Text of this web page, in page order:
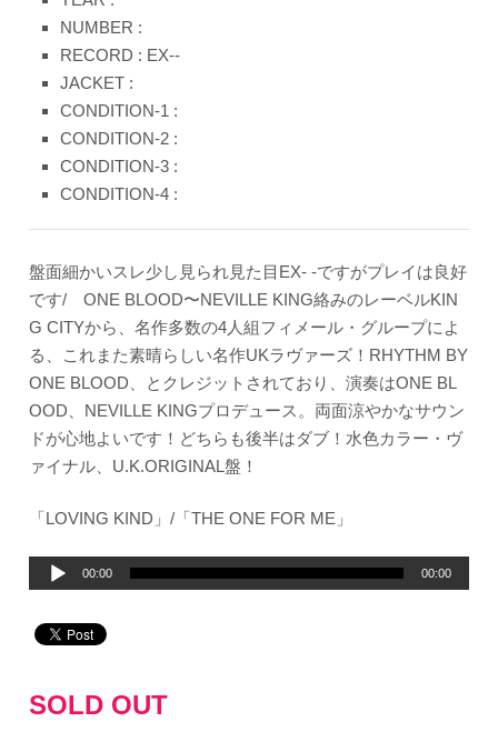
NUMBER :
RECORD : EX--
JACKET :
CONDITION-1 :
CONDITION-2 :
CONDITION-3 :
CONDITION-4 :
盤面細かいスレ少し見られ見た目EX- -ですがプレイは良好
です/ ONE BLOOD〜NEVILLE KING絡みのレーベルKIN
G CITYから、名作多数の4人組フィメール・グループによ
る、これまた素晴らしい名作UKラヴァーズ！RHYTHM BY
ONE BLOOD、とクレジットされており、演奏はONE BL
OOD、NEVILLE KINGプロデュース。両面涼やかなサウン
ドが心地よいです！どちらも後半はダブ！水色カラー・ヴ
ァイナル、U.K.ORIGINAL盤！
「LOVING KIND」/「THE ONE FOR ME」
プ
ヤ
00:00 00:00
SOLD OUT